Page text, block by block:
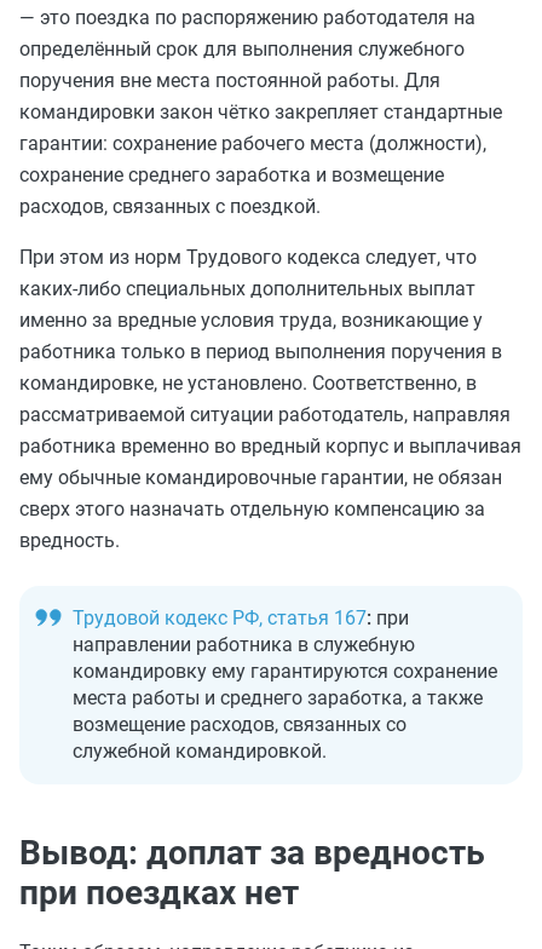
― это поездка по распоряжению работодателя на
определённый срок для выполнения служебного
поручения вне места постоянной работы. Для
командировки закон чётко закрепляет стандартные
гарантии: сохранение рабочего места (должности),
сохранение среднего заработка и возмещение
расходов, связанных с поездкой.
При этом из норм Трудового кодекса следует, что
каких-либо специальных дополнительных выплат
именно за вредные условия труда, возникающие у
работника только в период выполнения поручения в
командировке, не установлено. Соответственно, в
рассматриваемой ситуации работодатель, направляя
работника временно во вредный корпус и выплачивая
ему обычные командировочные гарантии, не обязан
сверх этого назначать отдельную компенсацию за
вредность.
Трудовой кодекс РФ, статья 167: при
направлении работника в служебную
командировку ему гарантируются сохранение
места работы и среднего заработка, а также
возмещение расходов, связанных со
служебной командировкой.
Вывод: доплат за вредность
при поездках нет